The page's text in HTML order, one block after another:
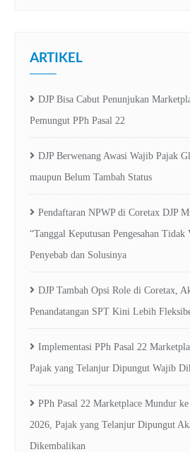
ARTIKEL
DJP Bisa Cabut Penunjukan
Pemungut PPh Pasal 22
DJP Berwenang Awasi Wajib Pajak
maupun Belum Tambah Status
Pendaftaran NPWP di Coretax DJP
“Tanggal Keputusan Pengesahan Tidak
Penyebab dan Solusinya
DJP Tambah Opsi Role di Coretax,
Penandatangan SPT Kini Lebih
Implementasi PPh Pasal 22
Pajak yang Telanjur Dipungut Wajib
PPh Pasal 22 Marketplace Mundur
2026, Pajak yang Telanjur Dipungut
Dikembalikan